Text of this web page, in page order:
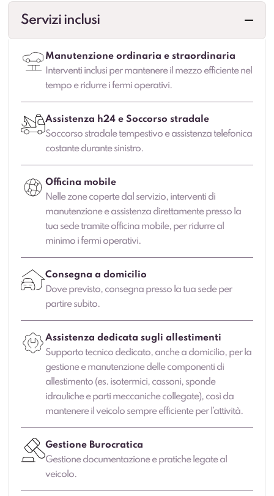
Servizi inclusi
Manutenzione ordinaria e straordinaria
Interventi inclusi per mantenere il mezzo efficiente nel
tempo e ridurre i fermi operativi.
Assistenza h24 e Soccorso stradale
Soccorso stradale tempestivo e assistenza telefonica
costante durante sinistro.
Officina mobile
Nelle zone coperte dal servizio, interventi di
manutenzione e assistenza direttamente presso la
tua sede tramite officina mobile, per ridurre al
minimo i fermi operativi.
Consegna a domicilio
Dove previsto, consegna presso la tua sede per
partire subito.
Assistenza dedicata sugli allestimenti
Supporto tecnico dedicato, anche a domicilio, per la
gestione e manutenzione delle componenti di
allestimento (es. isotermici, cassoni, sponde
idrauliche e parti meccaniche collegate), così da
mantenere il veicolo sempre efficiente per l’attività.
Gestione Burocratica
Gestione documentazione e pratiche legate al
veicolo.